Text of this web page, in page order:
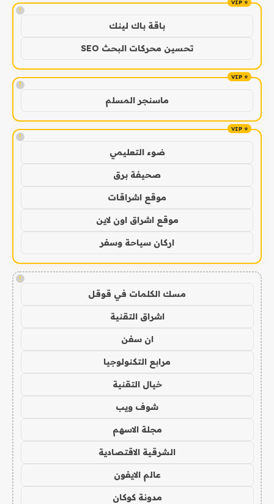
!
باقة باك لينك
تحسين محركات البحث SEO
!
ماسنجر المسلم
!
ضوء التعليمي
صحيفة برق
موقع اشراقات
موقع اشراق اون لاين
اركان سياحة وسفر
!
مسك الكلمات في قوقل
اشراق التقنية
ان سفن
مرابع التكنولوجيا
خيال التقنية
شوف ويب
مجلة الاسهم
الشرقية الاقتصادية
عالم الايفون
مدونة كوكان